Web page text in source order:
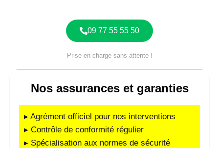
09 77 55 55 50
Prise en charge sans attente !
Nos assurances et garanties
▸ Agrément officiel pour nos interventions
▸ Contrôle de conformité régulier
▸ Spécialisation aux normes de sécurité